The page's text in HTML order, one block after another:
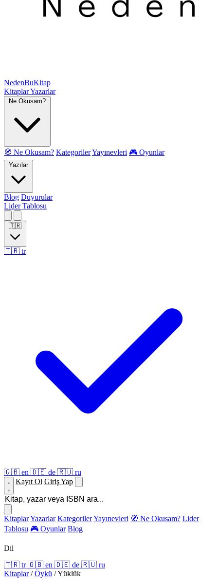
NedenBuKitap
KitaplarYazarlar
Ne Okusam?
🧭 Ne Okusam? KategorilerYayınevleri 🎮 Oyunlar
Yazılar
Blog Duyurular
Lider Tablosu
🇹🇷
🇹🇷 tr
🇬🇧 en 🇩🇪 de 🇷🇺 ru
Kayıt Ol Giriş Yap
KitaplarYazarlar KategorilerYayınevleri 🧭 Ne Okusam? Lider
Tablosu 🎮 Oyunlar Blog
Dil
🇹🇷 tr 🇬🇧 en 🇩🇪 de 🇷🇺 ru
Kitaplar / Öykü /Yüklük